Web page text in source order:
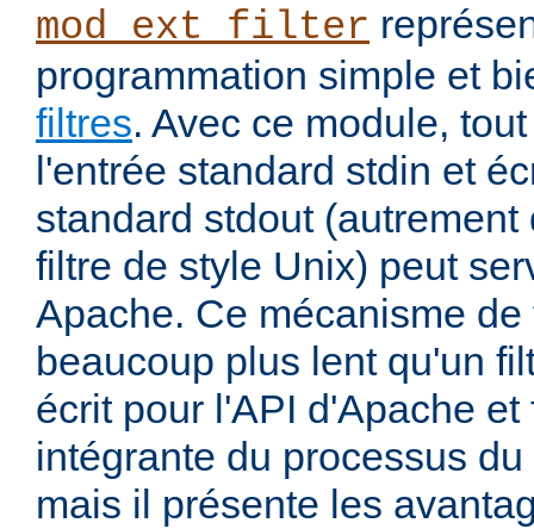
mod_ext_filter
programmation simple et
filtres. Avec ce module,
l'entrée standard stdin et
standard stdout
filtre de style Unix) peut
Apache. Ce mécanisme de
beaucoup plus lent qu'un
écrit pour l'API d'Apache et
intégrante du processus
mais il présente les